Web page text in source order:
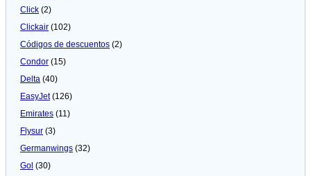
Click (2)
Clickair (102)
Códigos de descuentos (2)
Condor (15)
Delta (40)
EasyJet(126)
Emirates (11)
Flysur (3)
Germanwings (32)
Gol (30)